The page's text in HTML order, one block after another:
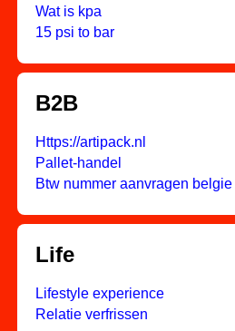
Wat is kpa
15 psi to bar
B2B
Https://artipack.nl
Pallet-handel
Btw nummer aanvragen belgie
Life
Lifestyle experience
Relatie verfrissen